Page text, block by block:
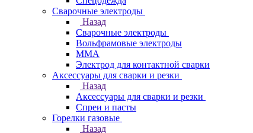
Сварочные электроды
Назад
Сварочные электроды
Вольфрамовые электроды
ММА
Электрод для контактной сварки
Аксессуары для сварки и резки
Назад
Аксессуары для сварки и резки
Спреи и пасты
Горелки газовые
Назад